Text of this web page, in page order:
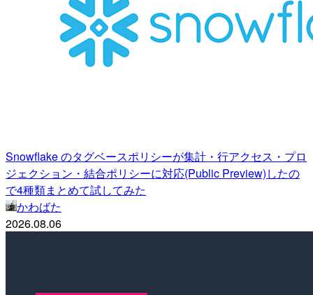
Snowflake のタグベースポリシーが集計・行アクセス・プロ
ジェクション・結合ポリシーに対応(Public Preview)したの
で4種類まとめて試してみた
かわばた
2026.08.06